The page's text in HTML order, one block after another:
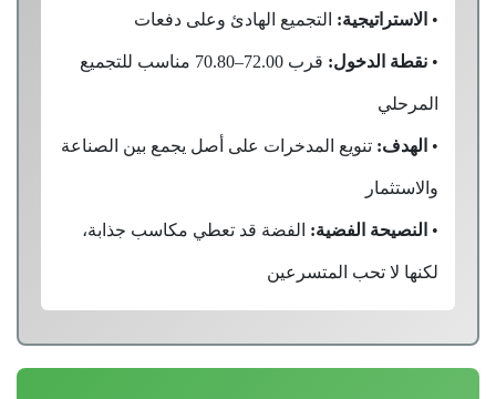
• الاستراتيجية: التجميع الهادئ وعلى دفعات
• نقطة الدخول: قرب 72.00–70.80 مناسب للتجميع
المرحلي
• الهدف: تنويع المدخرات على أصل يجمع بين الصناعة
والاستثمار
• النصيحة الفضية: الفضة قد تعطي مكاسب جذابة،
لكنها لا تحب المتسرعين